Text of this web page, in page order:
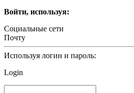
Войти, используя:
Социальные сети
Почту
Используя логин и пароль:
Login